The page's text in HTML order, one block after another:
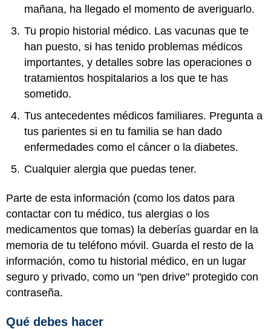
mañana, ha llegado el momento de averiguarlo.
Tu propio historial médico. Las vacunas que te
han puesto, si has tenido problemas médicos
importantes, y detalles sobre las operaciones o
tratamientos hospitalarios a los que te has
sometido.
Tus antecedentes médicos familiares. Pregunta a
tus parientes si en tu familia se han dado
enfermedades como el cáncer o la diabetes.
Cualquier alergia que puedas tener.
Parte de esta información (como los datos para
contactar con tu médico, tus alergias o los
medicamentos que tomas) la deberías guardar en la
memoria de tu teléfono móvil. Guarda el resto de la
información, como tu historial médico, en un lugar
seguro y privado, como un "pen drive" protegido con
contraseña.
Qué debes hacer